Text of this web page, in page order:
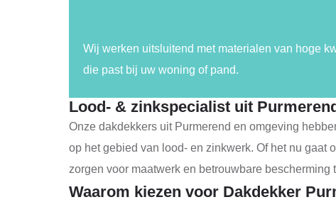
Wij werken uitsluitend met materialen van hoge
die past bij uw woning of pand.
Lood- & zinkspecialist uit Purmerend
Onze dakdekkers uit Purmerend en omgeving
op het gebied van lood- en zinkwerk. Of het nu
zorgen voor maatwerk en betrouwbare bescherming
Waarom kiezen voor Dakdekker